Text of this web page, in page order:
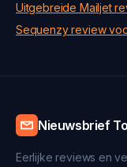
Uitgebreide Mailjet
Sequenzy review
Nieuwsbrief
Eerlijke reviews en